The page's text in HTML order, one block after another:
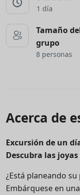
1 día
Tamaño
grupo
8 personas
Acerca de
Excursión de un
Descubra las
¿Está planeando
Embárquese en